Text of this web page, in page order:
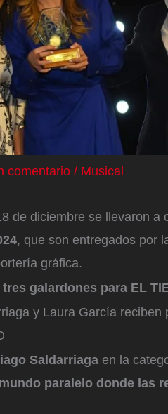
comentario / Musical
de diciembre se llevaron a
, que son entregados por
gráfica.
tres galardones para EL
y Laura García reciben
Saldarriaga en la
mundo paralelo donde las